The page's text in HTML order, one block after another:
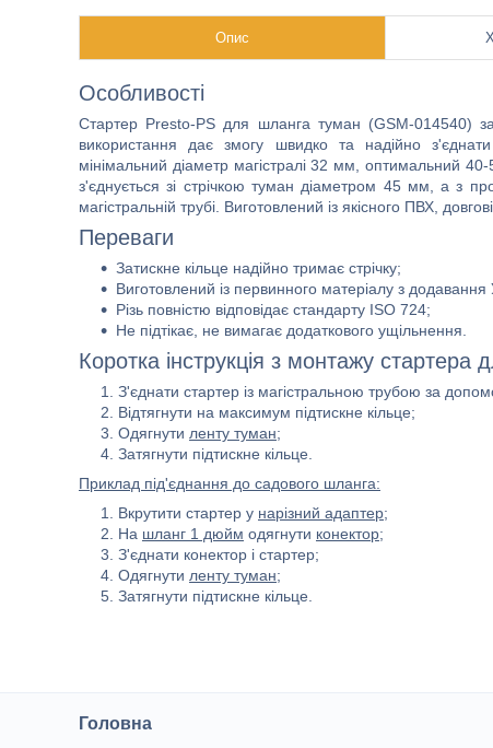
Опис
Особливості
Стартер Presto-PS для шланга туман (GSM-014540)
використання дає змогу швидко та надійно
мінімальний діаметр магістралі 32 мм, оптимальний
з'єднується зі стрічкою туман діаметром 45 мм, а з
магістральній трубі. Виготовлений із якісного ПВХ,
Переваги
Затискне кільце надійно тримає стрічку;
Виготовлений із первинного матеріалу з додавання
Різь повністю відповідає стандарту ISO 724;
Не підтікає, не вимагає додаткового ущільнення.
Коротка інструкція з монтажу стартера
З'єднати стартер із магістральною трубою за
Відтягнути на максимум підтискне кільце;
Одягнути ленту туман;
Затягнути підтискне кільце.
Приклад під'єднання до садового шланга:
Вкрутити стартер у нарізний адаптер;
На шланг 1 дюйм одягнути конектор;
З'єднати конектор і стартер;
Одягнути ленту туман;
Затягнути підтискне кільце.
Головна